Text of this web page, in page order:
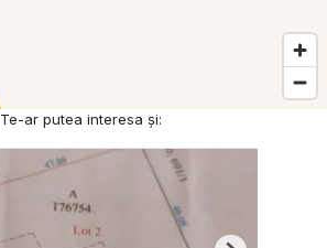
Te-ar putea interesa și: